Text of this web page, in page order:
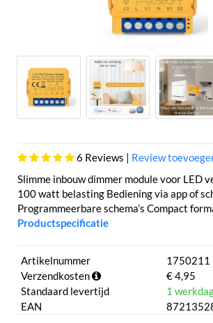
6 Reviews | Review
Slimme inbouw dimmer module voor LED
100 watt belasting Bediening via app of
Programmeerbare schema’s Compact
Productspecificatie
Artikelnummer
1750211
Verzendkosten
€ 4,95
Standaard levertijd
1
EAN